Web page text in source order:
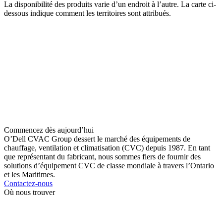
La disponibilité des produits varie d’un endroit à l’autre. La carte ci-
dessous indique comment les territoires sont attribués.
Commencez dès aujourd’hui
O’Dell CVAC Group dessert le marché des équipements de
chauffage, ventilation et climatisation (CVC) depuis 1987. En tant
que représentant du fabricant, nous sommes fiers de fournir des
solutions d’équipement CVC de classe mondiale à travers l’Ontario
et les Maritimes.
Contactez-nous
Où nous trouver